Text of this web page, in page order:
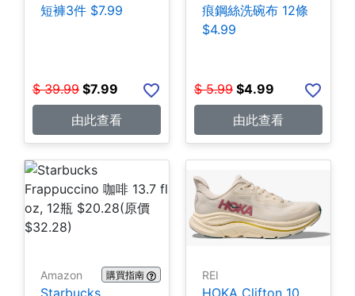
短褲3件 $7.99
$ 39.99 $7.99
由此查看
痕鋼絲洗碗布 12條
$4.99
$ 5.99 $4.99
由此查看
Amazon 購買指南
Starbucks
REI
HOKA Clifton 10